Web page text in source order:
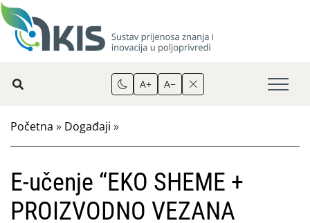
A+ A−
Početna » Događaji »
E-učenje “EKO SHEME +
PROIZVODNO VEZANA